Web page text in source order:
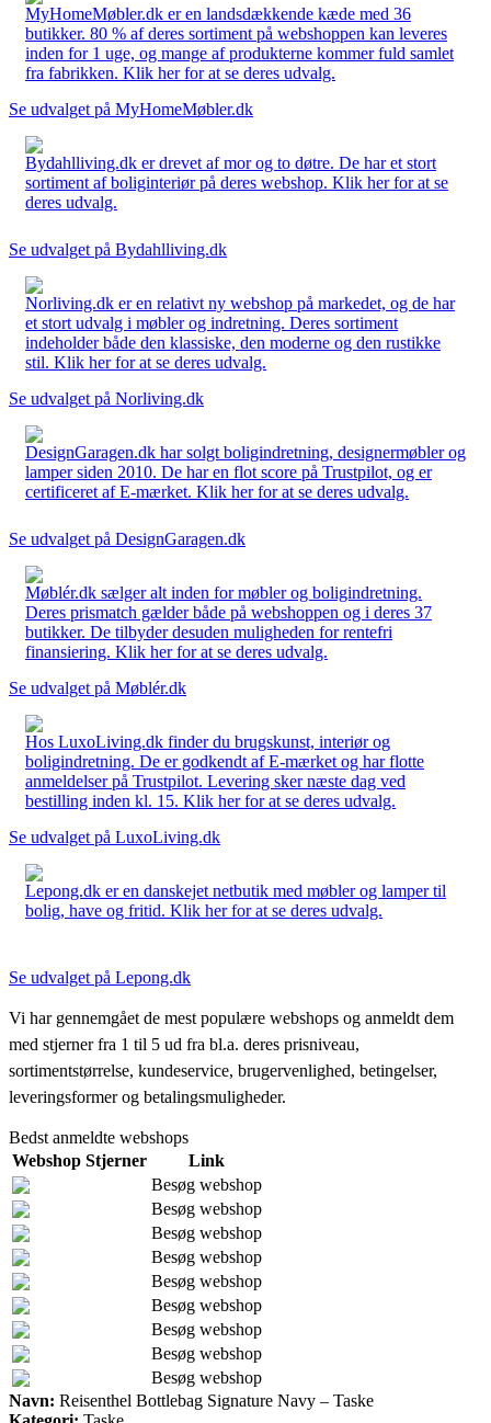
MyHomeMøbler.dk er en landsdækkende kæde med 36
butikker. 80 % af deres sortiment på webshoppen kan leveres
inden for 1 uge, og mange af produkterne kommer fuld samlet
fra fabrikken. Klik her for at se deres udvalg.
Se udvalget på MyHomeMøbler.dk
Bydahlliving.dk er drevet af mor og to døtre. De har et stort
sortiment af boliginteriør på deres webshop. Klik her for at se
deres udvalg.
Se udvalget på Bydahlliving.dk
Norliving.dk er en relativt ny webshop på markedet, og de har
et stort udvalg i møbler og indretning. Deres sortiment
indeholder både den klassiske, den moderne og den rustikke
stil. Klik her for at se deres udvalg.
Se udvalget på Norliving.dk
DesignGaragen.dk har solgt boligindretning, designermøbler og
lamper siden 2010. De har en flot score på Trustpilot, og er
certificeret af E-mærket. Klik her for at se deres udvalg.
Se udvalget på DesignGaragen.dk
Møblér.dk sælger alt inden for møbler og boligindretning.
Deres prismatch gælder både på webshoppen og i deres 37
butikker. De tilbyder desuden muligheden for rentefri
finansiering. Klik her for at se deres udvalg.
Se udvalget på Møblér.dk
Hos LuxoLiving.dk finder du brugskunst, interiør og
boligindretning. De er godkendt af E-mærket og har flotte
anmeldelser på Trustpilot. Levering sker næste dag ved
bestilling inden kl. 15. Klik her for at se deres udvalg.
Se udvalget på LuxoLiving.dk
Lepong.dk er en danskejet netbutik med møbler og lamper til
bolig, have og fritid. Klik her for at se deres udvalg.
Se udvalget på Lepong.dk
Vi har gennemgået de mest populære webshops og anmeldt dem
med stjerner fra 1 til 5 ud fra bl.a. deres prisniveau,
sortimentstørrelse, kundeservice, brugervenlighed, betingelser,
leveringsformer og betalingsmuligheder.
Bedst anmeldte webshops
Webshop Stjerner
Link
Besøg webshop
Besøg webshop
Besøg webshop
Besøg webshop
Besøg webshop
Besøg webshop
Besøg webshop
Besøg webshop
Besøg webshop
Navn: Reisenthel Bottlebag Signature Navy – Taske